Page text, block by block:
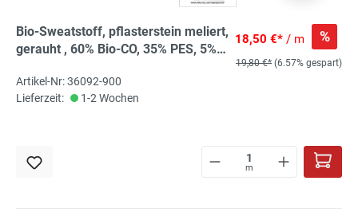
Bio-Sweatstoff, pflasterstein meliert,
gerauht , 60% Bio-CO, 35% PES, 5%
Anbau
18,50 €* / m %
19,80 €* (6.57% gespart)
Artikel-Nr: 36092-900
Lieferzeit:
1-2 Wochen
m